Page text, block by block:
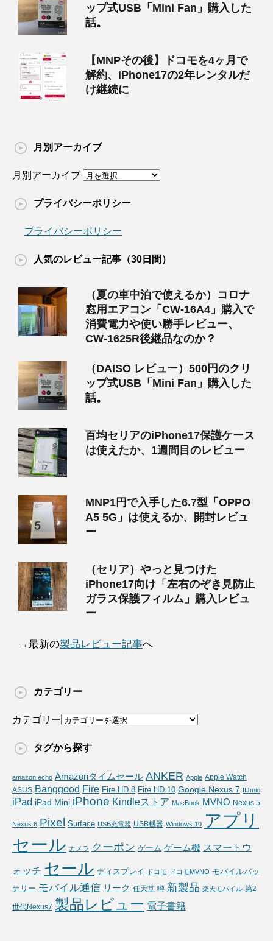
ップ式USB「Mini Fan」購入した
話。
【MNPその後】ドコモを4ヶ月で
解約、iPhone17の2年レンタルだ
け継続に
月別アーカイブ
月別アーカイブ
プライバシーポリシー
プライバシーポリシー
人気のレビュー記事（30日間）
（夏の車中泊で使えるか）コロナ
窓用エアコン「CW-16A4」購入で
消費電力や使い勝手レビュー、
CW-1625R後継品なのか？
（DAISO レビュー）500円のクリ
ップ式USB「Mini Fan」購入した
話。
百均セリアのiPhone17保護ケース
は使えたか、1週間目のレビュー
MNP1円で入手した6.7型「OPPO
A5 5G」は使えるか、開封レビュ
ー
（セリア）やっと見つけた
iPhone17向け「左右のぞき見防止
ガラス保護フィルム」購入レビュ
ー
→最新の製品レビュー記事へ
カテゴリー
カテゴリー
タグから探す
amazon echo Amazonタイムセール ANKER Apple Apple Watch
ASUS Banggood Fire Fire HD 8 Fire HD 10 Google Nexus 7 IIJmio
iPad iPad Mini iPhone Kindleストア MacBook MVNO Nexus 5
Nexus 6 Pixel Surface USB充電器 USB機器 Windows 10 アプリ
セール カメラ クーポン ゲーム ゲーム機 スマートウ
ォッチ セール ディスプレイ ドコモ ドコモMVNO モバイルバッ
テリー モバイル通信 リーク 任天堂 噂 新製品 楽天モバイル 第2
世代Nexus7 製品レビュー 電子書籍